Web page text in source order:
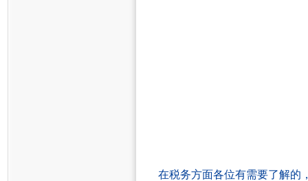
在税务方面各位有需要了解的